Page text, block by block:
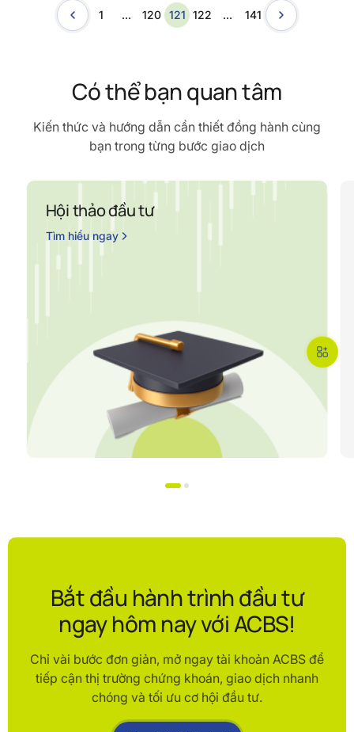
1 … 120 121 122 … 141
Có thể bạn quan tâm
Kiến thức và hướng dẫn cần thiết đồng hành cùng
bạn trong từng bước giao dịch
Hội thảo đầu tư
Tìm hiểu ngay
Bắt đầu hành trình đầu tư
ngay hôm nay với ACBS!
Chỉ vài bước đơn giản, mở ngay tài khoản ACBS để
tiếp cận thị trường chứng khoán, giao dịch nhanh
chóng và tối ưu cơ hội đầu tư.